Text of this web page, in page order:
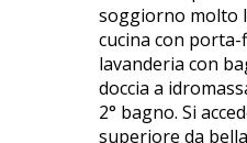
soggiorno molto
cucina con
lavanderia con
doccia a
2° bagno. Si
superiore da